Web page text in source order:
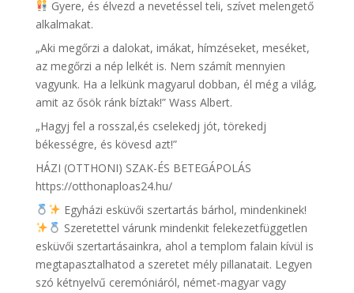
Gyere, és élvezd a nevetéssel teli, szívet melengető
alkalmakat.
„Aki megőrzi a dalokat, imákat, hímzéseket, meséket,
az megőrzi a nép lelkét is. Nem számít mennyien
vagyunk. Ha a lelkünk magyarul dobban, él még a világ,
amit az ősök ránk bíztak!” Wass Albert.
„Hagyj fel a rosszal,és cselekedj jót, törekedj
békességre, és kövesd azt!”
HÁZI (OTTHONI) SZAK-ÉS BETEGÁPOLÁS
https://otthonaploas24.hu/
Egyházi esküvői szertartás bárhol, mindenkinek!
Szeretettel várunk mindenkit felekezetfüggetlen
esküvői szertartásainkra, ahol a templom falain kívül is
megtapasztalhatod a szeretet mély pillanatait. Legyen
szó kétnyelvű ceremóniáról, német-magyar vagy